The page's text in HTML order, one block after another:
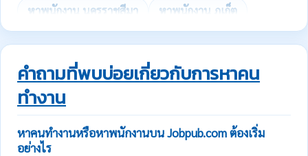
หาพนักงาน นครราชสีมา
หาพนักงาน ภูเก็ต
คำถามที่พบบ่อยเกี่ยวกับการหาคน
ทำงาน
หาคนทำงานหรือหาพนักงานบน Jobpub.com ต้องเริ่ม
อย่างไร